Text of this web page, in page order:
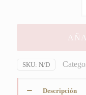
SKU: N/D
Descripción